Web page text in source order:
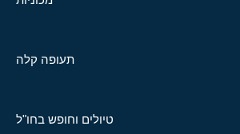
תעופה קלה
טיולים וחופש בחו"ל